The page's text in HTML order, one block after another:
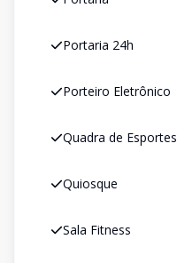
Portaria 24h
Porteiro Eletrônico
Quadra de Esportes
Quiosque
Sala Fitness